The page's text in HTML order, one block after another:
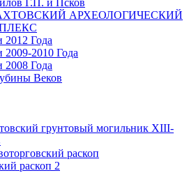
Г.П. и Псков
АРХЕОЛОГИЧЕСКИЙ
2012 Года
2009-2010 Года
2008 Года
Веков
грунтовый могильник XIII-
раскоп
раскоп 2